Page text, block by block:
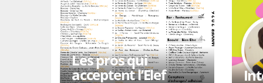
Les pros qui
acceptent l’Elef